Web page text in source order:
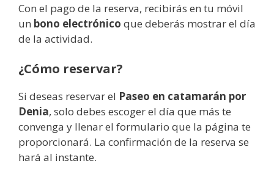
Con el pago de la reserva, recibirás en tu móvil
un bono electrónico que deberás mostrar el día
de la actividad.
¿Cómo reservar?
Si deseas reservar el Paseo en catamarán por
Denia, solo debes escoger el día que más te
convenga y llenar el formulario que la página te
proporcionará. La confirmación de la reserva se
hará al instante.